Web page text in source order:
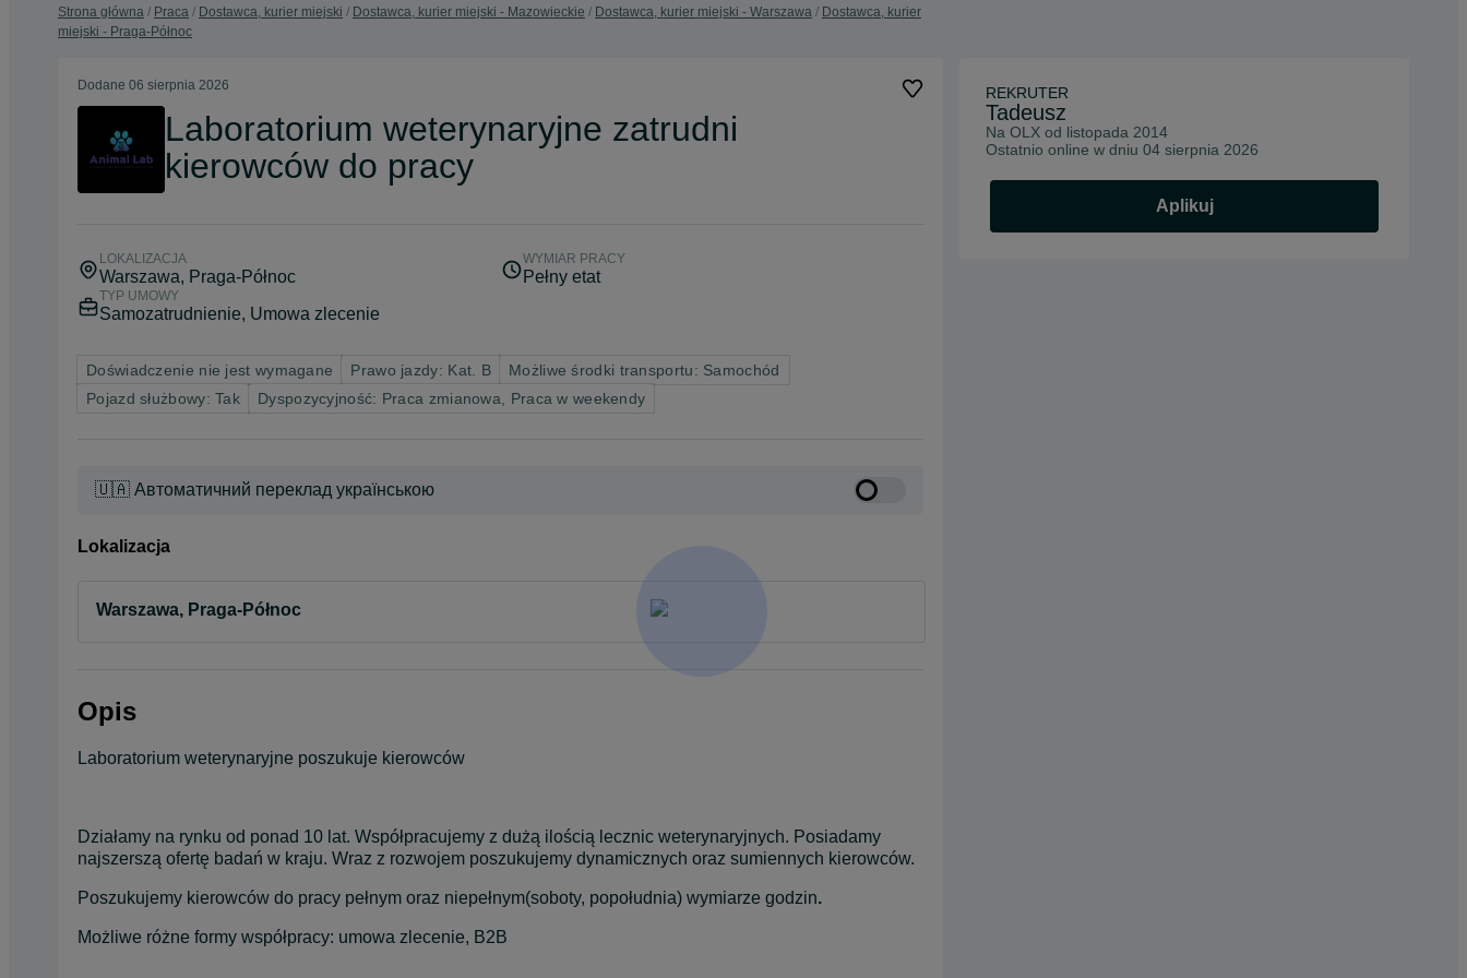
Strona główna Praca Dostawca, kurier miejski Dostawca, kurier miejski - Mazowieckie Dostawca, kurier miejski - Warszawa
Dostawca, kurier
miejski - Praga-Północ
Dodane 06 sierpnia 2026
Laboratorium weterynaryjne zatrudni
kierowców do pracy
LOKALIZACJA
Warszawa, Praga-Północ
WYMIAR PRACY
Pełny etat
TYP UMOWY
Samozatrudnienie, Umowa zlecenie
Doświadczenie nie jest wymagane Prawo jazdy: Kat. B
Możliwe środki transportu: Samochód
Pojazd służbowy: Tak
Dyspozycyjność: Praca zmianowa, Praca w weekendy
🇺🇦 Автоматичний переклад українською
Lokalizacja
Warszawa, Praga-Północ
Opis
Laboratorium weterynaryjne poszukuje kierowców
Działamy na rynku od ponad 10 lat. Współpracujemy z dużą ilością lecznic weterynaryjnych. Posiadamy
najszerszą ofertę badań w kraju. Wraz z rozwojem poszukujemy dynamicznych oraz sumiennych kierowców.
Poszukujemy kierowców do pracy pełnym oraz niepełnym(soboty, popołudnia) wymiarze godzin.
Możliwe różne formy współpracy: umowa zlecenie, B2B
REKRUTER
Tadeusz
Na OLX od listopada 2014
Ostatnio online w dniu 04 sierpnia 2026
Aplikuj